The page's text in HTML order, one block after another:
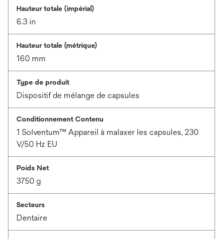
Hauteur totale (impérial)
6.3 in
Hauteur totale (métrique)
160 mm
Type de produit
Dispositif de mélange de capsules
Conditionnement Contenu
1 Solventum™ Appareil à malaxer les capsules, 230
V/50 Hz EU
Poids Net
3750 g
Secteurs
Dentaire